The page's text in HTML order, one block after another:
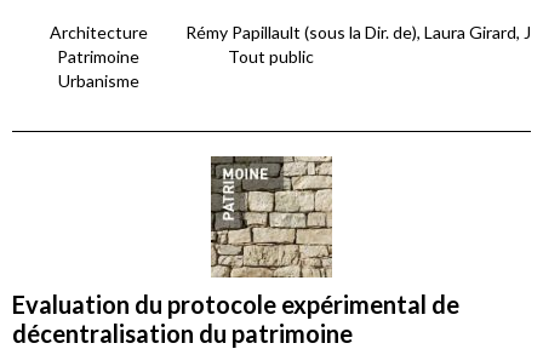
Architecture
Patrimoine
Urbanisme
Rémy Papillault (sous la Dir. de), Laura Girard, J
Tout public
Evaluation du protocole expérimental de
décentralisation du patrimoine